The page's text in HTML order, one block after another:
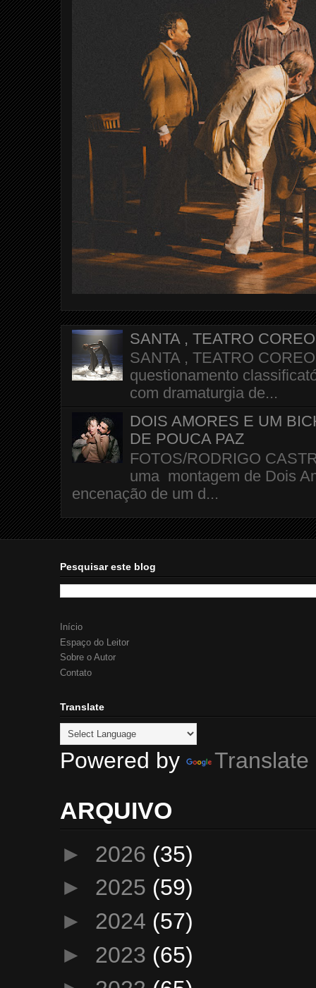
SANTA , TEATRO
SANTA , TEATRO
questionamento
com dramaturgia de...
DOIS AMORES E UM
DE POUCA PAZ
FOTOS/RODRIGO
uma montagem de Dois
encenação de um d...
Pesquisar este blog
Início
Espaço do Leitor
Sobre o Autor
Contato
Translate
Powered by Translate
ARQUIVO
► 2026 (35)
► 2025 (59)
► 2024 (57)
► 2023 (65)